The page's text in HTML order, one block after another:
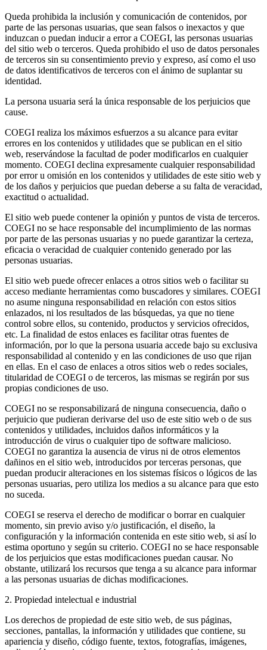
Queda prohibida la inclusión y comunicación de contenidos, por
parte de las personas usuarias, que sean falsos o inexactos y que
induzcan o puedan inducir a error a COEGI, las personas usuarias
del sitio web o terceros. Queda prohibido el uso de datos personales
de terceros sin su consentimiento previo y expreso, así como el uso
de datos identificativos de terceros con el ánimo de suplantar su
identidad.
La persona usuaria será la única responsable de los perjuicios que
cause.
COEGI realiza los máximos esfuerzos a su alcance para evitar
errores en los contenidos y utilidades que se publican en el sitio
web, reservándose la facultad de poder modificarlos en cualquier
momento. COEGI declina expresamente cualquier responsabilidad
por error u omisión en los contenidos y utilidades de este sitio web y
de los daños y perjuicios que puedan deberse a su falta de veracidad,
exactitud o actualidad.
El sitio web puede contener la opinión y puntos de vista de terceros.
COEGI no se hace responsable del incumplimiento de las normas
por parte de las personas usuarias y no puede garantizar la certeza,
eficacia o veracidad de cualquier contenido generado por las
personas usuarias.
El sitio web puede ofrecer enlaces a otros sitios web o facilitar su
acceso mediante herramientas como buscadores y similares. COEGI
no asume ninguna responsabilidad en relación con estos sitios
enlazados, ni los resultados de las búsquedas, ya que no tiene
control sobre ellos, su contenido, productos y servicios ofrecidos,
etc. La finalidad de estos enlaces es facilitar otras fuentes de
información, por lo que la persona usuaria accede bajo su exclusiva
responsabilidad al contenido y en las condiciones de uso que rijan
en ellas. En el caso de enlaces a otros sitios web o redes sociales,
titularidad de COEGI o de terceros, las mismas se regirán por sus
propias condiciones de uso.
COEGI no se responsabilizará de ninguna consecuencia, daño o
perjuicio que pudieran derivarse del uso de este sitio web o de sus
contenidos y utilidades, incluidos daños informáticos y la
introducción de virus o cualquier tipo de software malicioso.
COEGI no garantiza la ausencia de virus ni de otros elementos
dañinos en el sitio web, introducidos por terceras personas, que
puedan producir alteraciones en los sistemas físicos o lógicos de las
personas usuarias, pero utiliza los medios a su alcance para que esto
no suceda.
COEGI se reserva el derecho de modificar o borrar en cualquier
momento, sin previo aviso y/o justificación, el diseño, la
configuración y la información contenida en este sitio web, si así lo
estima oportuno y según su criterio. COEGI no se hace responsable
de los perjuicios que estas modificaciones puedan causar. No
obstante, utilizará los recursos que tenga a su alcance para informar
a las personas usuarias de dichas modificaciones.
2. Propiedad intelectual e industrial
Los derechos de propiedad de este sitio web, de sus páginas,
secciones, pantallas, la información y utilidades que contiene, su
apariencia y diseño, código fuente, textos, fotografías, imágenes,